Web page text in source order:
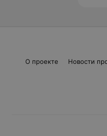
О проекте Новости